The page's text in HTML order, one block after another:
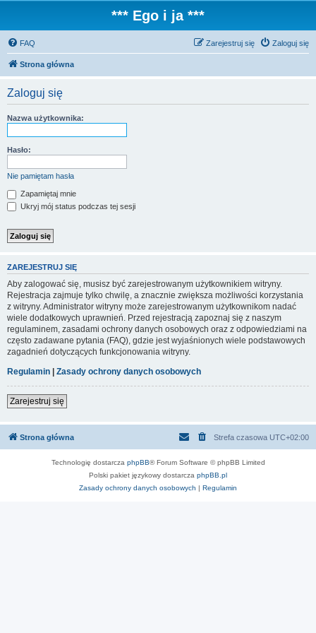
*** Ego i ja ***
FAQ Zaloguj się
Zarejestruj się
Strona główna
Zaloguj się
Nazwa użytkownika:
Hasło:
Nie pamiętam hasła
Zapamiętaj mnie
Ukryj mój status podczas tej sesji
ZAREJESTRUJ SIĘ
Aby zalogować się, musisz być zarejestrowanym użytkownikiem witryny.
Rejestracja zajmuje tylko chwilę, a znacznie zwiększa możliwości korzystania
z witryny. Administrator witryny może zarejestrowanym użytkownikom nadać
wiele dodatkowych uprawnień. Przed rejestracją zapoznaj się z naszym
regulaminem, zasadami ochrony danych osobowych oraz z odpowiedziami na
często zadawane pytania (FAQ), gdzie jest wyjaśnionych wiele podstawowych
zagadnień dotyczących funkcjonowania witryny.
Regulamin | Zasady ochrony danych osobowych
Zarejestruj się
Strona główna Strefa czasowa UTC+02:00
Technologię dostarcza phpBB® Forum Software © phpBB Limited
Polski pakiet językowy dostarcza phpBB.pl
Zasady ochrony danych osobowych | Regulamin